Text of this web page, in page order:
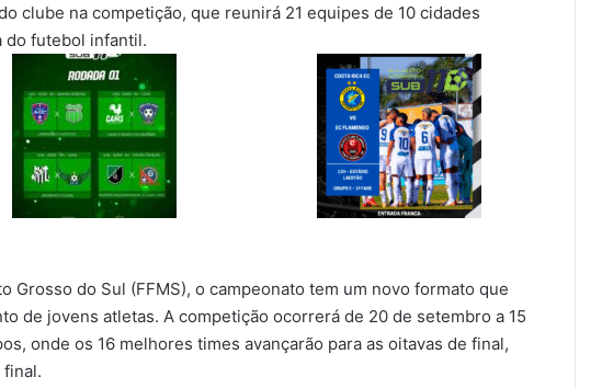
clube na competição, que reunirá 21 equipes de 10 cidades
do futebol infantil.
Grosso do Sul (FFMS), o campeonato tem um novo formato que
de jovens atletas. A competição ocorrerá de 20 de setembro a 15
onde os 16 melhores times avançarão para as oitavas de final,
final.